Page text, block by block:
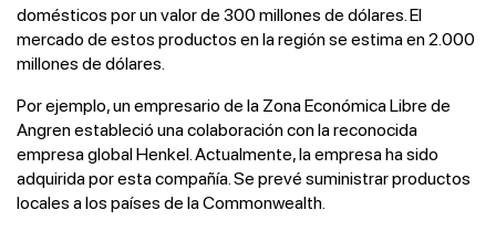
domésticos por un valor de 300 millones de dólares. El
mercado de estos productos en la región se estima en 2.000
millones de dólares.
Por ejemplo, un empresario de la Zona Económica Libre de
Angren estableció una colaboración con la reconocida
empresa global Henkel. Actualmente, la empresa ha sido
adquirida por esta compañía. Se prevé suministrar productos
locales a los países de la Commonwealth.